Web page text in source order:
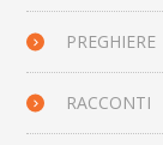
PREGHIERE
RACCONTI